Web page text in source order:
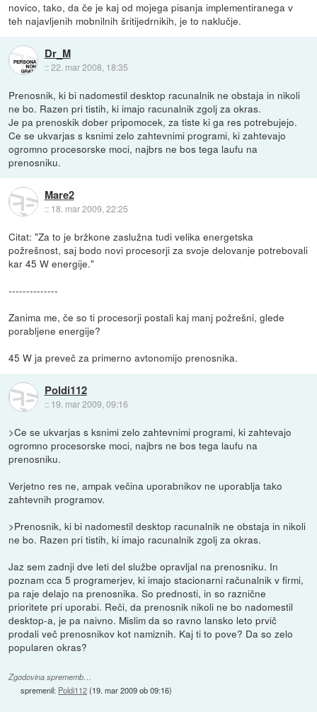
novico, tako, da če je kaj od mojega pisanja implementiranega v
teh najavljenih mobnilnih šritijedrnikih, je to naklučje.
Dr_M
::22. mar 2008, 18:35
Prenosnik, ki bi nadomestil desktop racunalnik ne obstaja in nikoli
ne bo. Razen pri tistih, ki imajo racunalnik zgolj za okras.
Je pa prenoskik dober pripomocek, za tiste ki ga res potrebujejo.
Ce se ukvarjas s ksnimi zelo zahtevnimi programi, ki zahtevajo
ogromno procesorske moci, najbrs ne bos tega laufu na
prenosniku.
Mare2
:: 18. mar 2009, 22:25
Citat: "Za to je bržkone zaslužna tudi velika energetska
požrešnost, saj bodo novi procesorji za svoje delovanje potrebovali
kar 45 W energije."
--------------
Zanima me, če so ti procesorji postali kaj manj požrešni, glede
porabljene energije?
45 W ja preveč za primerno avtonomijo prenosnika.
Poldi112
:: 19. mar 2009, 09:16
>Ce se ukvarjas s ksnimi zelo zahtevnimi programi, ki zahtevajo
ogromno procesorske moci, najbrs ne bos tega laufu na
prenosniku.
Verjetno res ne, ampak večina uporabnikov ne uporablja tako
zahtevnih programov.
>Prenosnik, ki bi nadomestil desktop racunalnik ne obstaja in nikoli
ne bo. Razen pri tistih, ki imajo racunalnik zgolj za okras.
Jaz sem zadnji dve leti del službe opravljal na prenosniku. In
poznam cca 5 programerjev, ki imajo stacionarni računalnik v firmi,
pa raje delajo na prenosnika. So prednosti, in so raznične
prioritete pri uporabi. Reči, da prenosnik nikoli ne bo nadomestil
desktop-a, je pa naivno. Mislim da so ravno lansko leto prvič
prodali več prenosnikov kot namiznih. Kaj ti to pove? Da so zelo
popularen okras?
Zgodovina sprememb…
spremenil: Poldi112(19. mar 2009 ob 09:16)